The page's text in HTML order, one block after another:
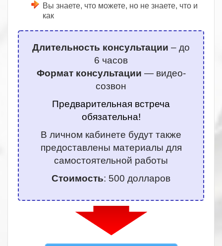
Вы знаете, что можете, но не знаете, что и
как
Длительность консультации – до
6 часов
Формат консультации — видео-
созвон
Предварительная встреча
обязательна!
В личном кабинете будут также
предоставлены материалы для
самостоятельной работы
Стоимость: 500 долларов